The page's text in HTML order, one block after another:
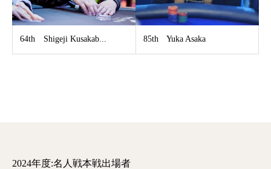
64th Shigeji Kusakab... 85th Yuka Asaka
2024年度:名人戦本戦出場者